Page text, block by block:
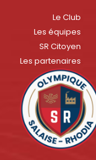
Le Club
Les équipes
SR Citoyen
Les partenaires